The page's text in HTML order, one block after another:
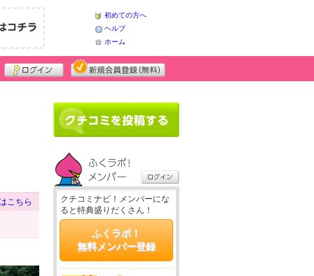
初めての方へ
ヘルプ
ホーム
こちら
クチコミナビ！メンバーにな
ると特典盛りだくさん！
ふくラボ！
無料メンバー登録